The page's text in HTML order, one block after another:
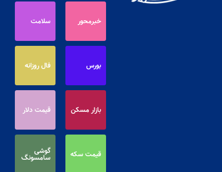
خبرمحور سلامت
بورس فال روزانه
بازار مسکن قیمت دلار
قیمت سکه گوشی
سامسونگ